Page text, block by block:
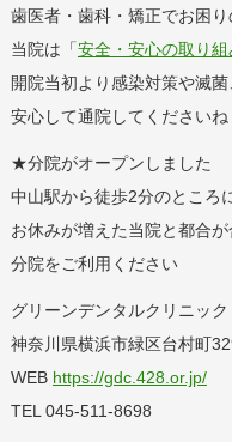
歯医者・歯科・矯正でお困り
当院は「安全・安心の取り組
開院当初より感染対策や滅
安心して通院してくださいね
★分院がオープンしました
中山駅から徒歩2分のところ
お休みが増えた当院と都合
分院をご利用ください
グリーンデンタルクリニック
神奈川県横浜市緑区台村町
WEB https://gdc.428.or.jp/
TEL 045-511-8698